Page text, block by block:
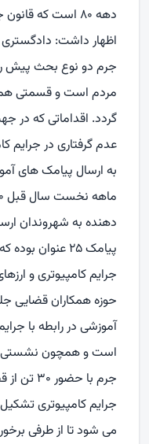
دهه ۸۰ است که
اظهار داشت:
جرم دو نوع بحث پیش
مردم است و قسمتی هم
گردد. اقداماتی که در
عدم گرفتاری در جرایم
به ارسال پیامک های
جرایم کامپیوتری و
حوزه همکاران قضایی
آموزشی در رابطه با
است و همچون نشستی
جرم با حضور ۳۰ تن از قضات رسیدگی کننده به
جرایم کامپیوتری
می شود تا از طرفی